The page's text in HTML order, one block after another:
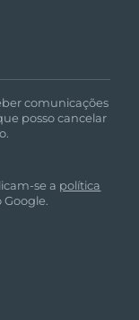
comunicações
posso cancelar
se a política
Google.